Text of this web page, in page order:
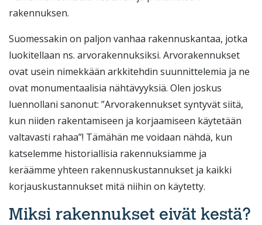
rakennuksen.
Suomessakin on paljon vanhaa rakennuskantaa, jotka
luokitellaan ns. arvorakennuksiksi. Arvorakennukset
ovat usein nimekkään arkkitehdin suunnittelemia ja ne
ovat monumentaalisia nähtävyyksiä. Olen joskus
luennollani sanonut: ”Arvorakennukset syntyvät siitä,
kun niiden rakentamiseen ja korjaamiseen käytetään
valtavasti rahaa”! Tämähän me voidaan nähdä, kun
katselemme historiallisia rakennuksiamme ja
keräämme yhteen rakennuskustannukset ja kaikki
korjauskustannukset mitä niihin on käytetty.
Miksi rakennukset eivät kestä?